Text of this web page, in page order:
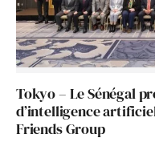
Tokyo – Le Sénégal
d’intelligence
Friends Group